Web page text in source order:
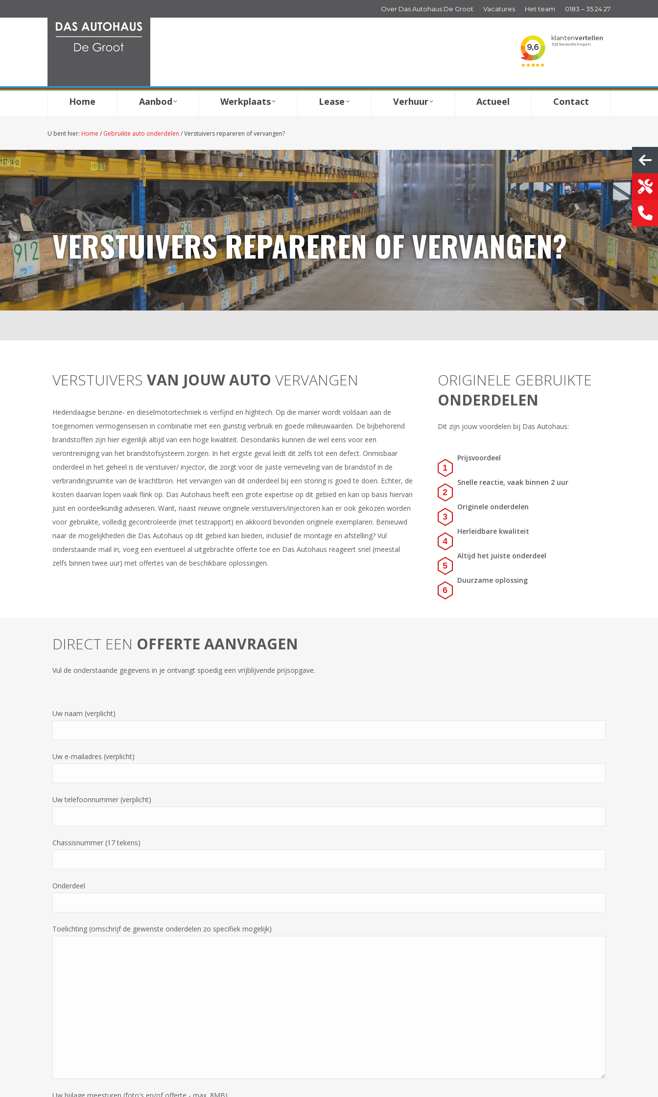
Over Das Autohaus De Groot Vacatures Het team 0183 – 35 24 27
Home Aanbod Werkplaats Lease Verhuur Actueel Contact
U bent hier: Home / Gebruikte auto onderdelen /Verstuivers repareren of vervangen?
VERSTUIVERS REPAREREN OF VERVANGEN?
VERSTUIVERS VAN JOUW AUTO VERVANGEN
Hedendaagse benzine- en dieselmotortechniek is verfijnd en hightech. Op die manier wordt voldaan aan de
toegenomen vermogenseisen in combinatie met een gunstig verbruik en goede milieuwaarden. De bijbehorend
brandstoffen zijn hier eigenlijk altijd van een hoge kwaliteit. Desondanks kunnen die wel eens voor een
verontreiniging van het brandstofsysteem zorgen. In het ergste geval leidt dit zelfs tot een defect. Onmisbaar
onderdeel in het geheel is de verstuiver/ injector, die zorgt voor de juiste verneveling van de brandstof in de
verbrandingsruimte van de krachtbron. Het vervangen van dit onderdeel bij een storing is goed te doen. Echter, de
kosten daarvan lopen vaak flink op. Das Autohaus heeft een grote expertise op dit gebied en kan op basis hiervan
juist en oordeelkundig adviseren. Want, naast nieuwe originele verstuivers/injectoren kan er ook gekozen worden
voor gebruikte, volledig gecontroleerde (met testrapport) en akkoord bevonden originele exemplaren. Benieuwd
naar de mogelijkheden die Das Autohaus op dit gebied kan bieden, inclusief de montage en afstelling? Vul
onderstaande mail in, voeg een eventueel al uitgebrachte offerte toe en Das Autohaus reageert snel (meestal
zelfs binnen twee uur) met offertes van de beschikbare oplossingen.
ORIGINELE GEBRUIKTE
ONDERDELEN
Dit zijn jouw voordelen bij Das Autohaus:
Prijsvoordeel
Snelle reactie, vaak binnen 2 uur
Originele onderdelen
Herleidbare kwaliteit
Altijd het juiste onderdeel
Duurzame oplossing
DIRECT EEN OFFERTE AANVRAGEN
Vul de onderstaande gegevens in je ontvangt spoedig een vrijblijvende prijsopgave.
Uw naam (verplicht)
Uw e-mailadres (verplicht)
Uw telefoonnummer (verplicht)
Chassisnummer (17 tekens)
Onderdeel
Toelichting (omschrijf de gewenste onderdelen zo specifiek mogelijk)